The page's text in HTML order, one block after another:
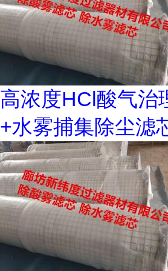
高浓度HCl酸气治
+水雾捕集除尘滤